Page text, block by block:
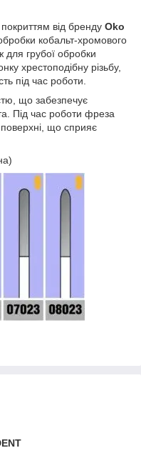
від бренду Oko
кобальт-хромового
для грубої обробки
хрестоподібну різьбу,
під час роботи.
що забезпечує
Під час роботи фреза
поверхні, що сприяє